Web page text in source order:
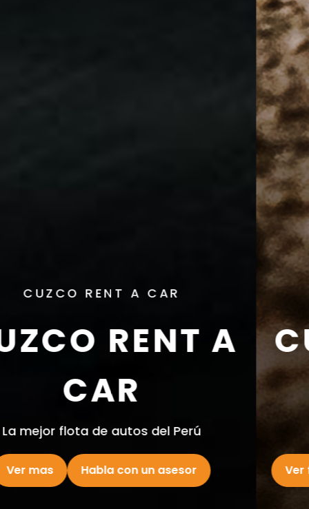
CUZCO RENT A CAR
CUZCO RENT A
ACAR
La mejor flota de autos del Perú
Ver flota completa Habla con un asesor